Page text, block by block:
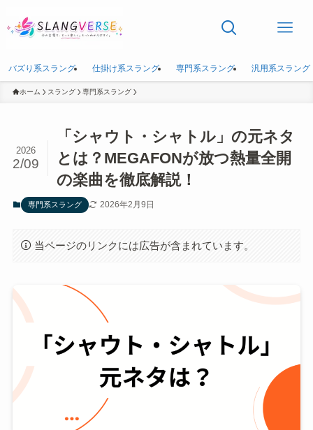
バズり系スラング 仕掛け系スラング 専門系スラング 汎用系スラング
ホーム スラング 専門系スラング
「シャウト・シャトル」の元ネタ
とは？MEGAFONが放つ熱量全開
の楽曲を徹底解説！
2026
2/09
専門系スラング 2026年2月9日
当ページのリンクには広告が含まれています。